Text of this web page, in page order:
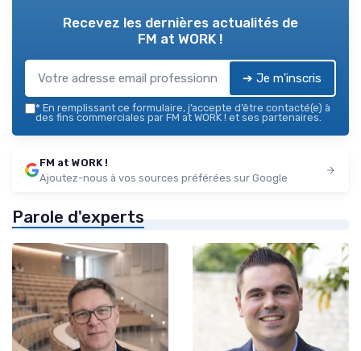
Recevez les dernières actualités de
FM at WORK !
➔ Je m'inscris
* En remplissant ce formulaire, j’accepte d’être contacté(e) à
des fins commerciales par FM at WORK ! et ses partenaires.
FM at WORK !
Ajoutez-nous à vos sources préférées sur Google
Parole d'experts